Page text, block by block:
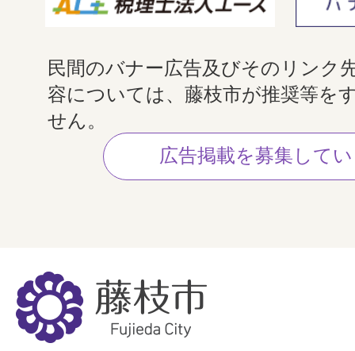
民間のバナー広告及びそのリンク
容については、藤枝市が推奨等を
せん。
広告掲載を募集して
藤
枝
市